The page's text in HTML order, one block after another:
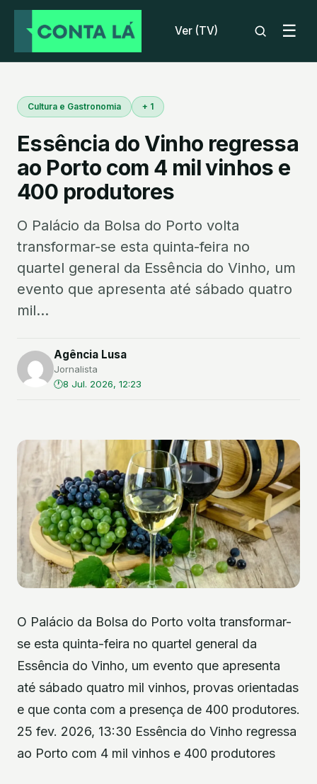
Ver (TV) ☰
Cultura e Gastronomia + 1
Essência do Vinho regressa
ao Porto com 4 mil vinhos e
400 produtores
O Palácio da Bolsa do Porto volta
transformar-se esta quinta-feira no
quartel general da Essência do Vinho, um
evento que apresenta até sábado quatro
mil...
Agência Lusa
Jornalista
8 Jul. 2026, 12:23
O Palácio da Bolsa do Porto volta transformar-
se esta quinta-feira no quartel general da
Essência do Vinho, um evento que apresenta
até sábado quatro mil vinhos, provas orientadas
e que conta com a presença de 400 produtores.
25 fev. 2026, 13:30 Essência do Vinho regressa
ao Porto com 4 mil vinhos e 400 produtores